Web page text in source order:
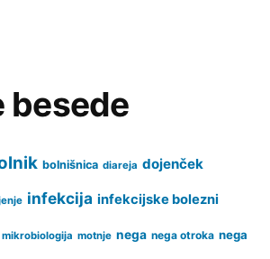
besede
bolnišnica diareja dojenček
infekcija infekcijske bolezni
mikrobiologija motnje nega nega otroka nega